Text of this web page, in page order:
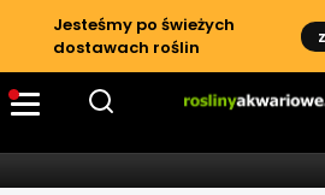
Jesteśmy po świeżych
dostawach roślin